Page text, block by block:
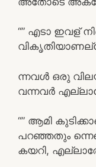
“” എടാ ഇവള്
ന്നവൾ ഒരു
വന്നവർ
“” ആമി
പറഞ്ഞതും
കയറി,